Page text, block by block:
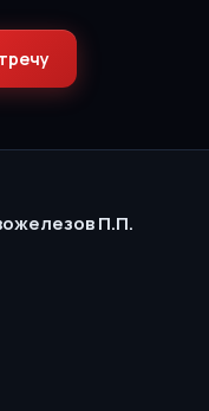
П.П.